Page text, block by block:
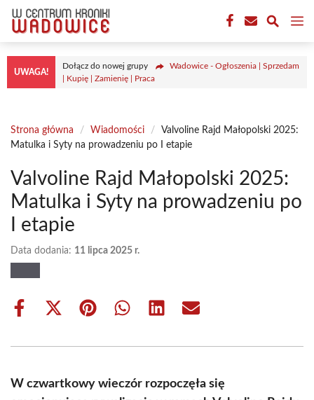
Przejdź
treści
UWAGA!
Dołącz do nowej grupy
Wadowice - Ogłoszenia | Sprzedam
| Kupię | Zamienię | Praca
Strona główna / Wiadomości /
Valvoline Rajd Małopolski 2025:
Matulka i Syty na prowadzeniu po I etapie
Valvoline Rajd Małopolski 2025:
Matulka i Syty na prowadzeniu po
I etapie
Data dodania: 11 lipca 2025 r.
Share
Share
(Twitter)
Share Share Share Share
W czwartkowy wieczór rozpoczęła się